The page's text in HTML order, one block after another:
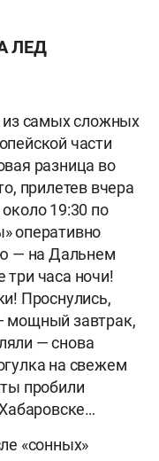
ЛЕД
из самых сложных
части
разница во
прилетев вчера
19:30 по
оперативно
— на Дальнем
три часа ночи!
Проснулись,
мощный завтрак,
— снова
на свежем
пробили
«сонных»